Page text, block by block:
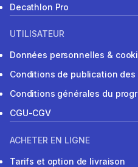
Decathlon Pro
UTILISATEUR
Données personnelles &
Conditions de publication des
Conditions générales du
CGU-CGV
ACHETER EN LIGNE
Tarifs et option de livraison